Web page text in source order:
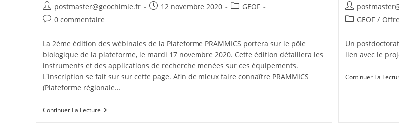
postmaster@geochimie.fr 12 novembre 2020
GEOF
0 commentaire
La 2ème édition des wébinales de la Plateforme PRAMMICS portera sur le pôle
biologique de la plateforme, le mardi 17 novembre 2020. Cette édition détaillera les
instruments et des applications de recherche menées sur ces équipements.
L'inscription se fait sur sur cette page. Afin de mieux faire connaître PRAMMICS
(Plateforme régionale…
Continuer La Lecture
GEOF /
Un
lien avec le
Continuer La